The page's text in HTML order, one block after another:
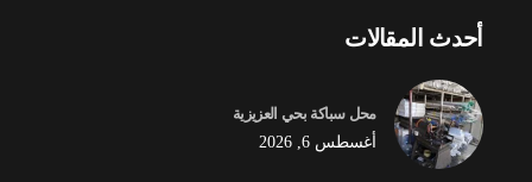
أحدث المقالات
محل سباكة بحي العزيزية
أغسطس 6, 2026